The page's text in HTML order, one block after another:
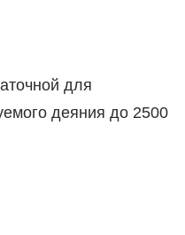
для
деяния до 2500